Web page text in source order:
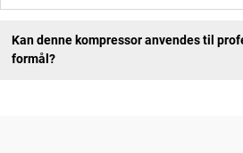
Kan denne kompressor anvendes til
formål?